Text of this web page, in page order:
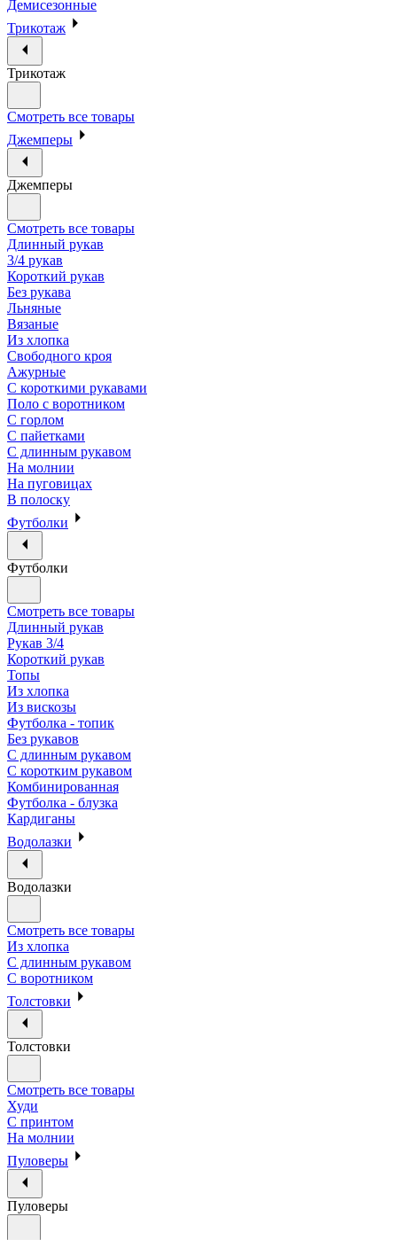
Демисезонные
Трикотаж
Трикотаж
Смотреть все товары
Джемперы
Джемперы
Смотреть все товары
Длинный рукав
3/4 рукав
Короткий рукав
Без рукава
Льняные
Вязаные
Из хлопка
Свободного кроя
Ажурные
С короткими рукавами
Поло с воротником
С горлом
С пайетками
С длинным рукавом
На молнии
На пуговицах
В полоску
Футболки
Футболки
Смотреть все товары
Длинный рукав
Рукав 3/4
Короткий рукав
Топы
Из хлопка
Из вискозы
Футболка - топик
Без рукавов
С длинным рукавом
С коротким рукавом
Комбинированная
Футболка - блузка
Кардиганы
Водолазки
Водолазки
Смотреть все товары
Из хлопка
С длинным рукавом
С воротником
Толстовки
Толстовки
Смотреть все товары
Худи
С принтом
На молнии
Пуловеры
Пуловеры